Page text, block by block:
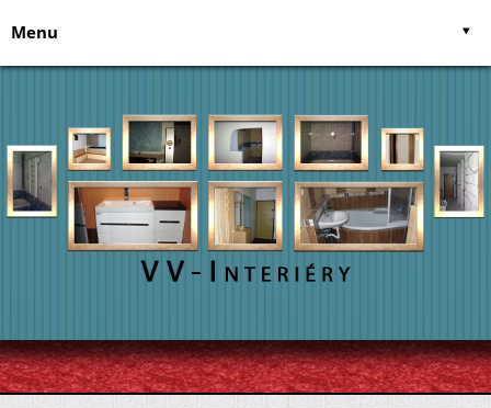
Menu
Služby
Postele na míru
Kuchyně
Koupelny
Zednické práce
O nás
Napište nám
Recenze uživatelů
Kontakt